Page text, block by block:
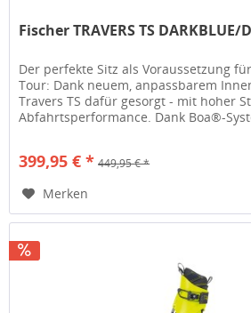
Fischer TRAVERS TS DARKBLUE/
Der perfekte Sitz als Voraussetzung
Tour: Dank neuem, anpassbarem
Travers TS dafür gesorgt - mit hoher
Abfahrtsperformance. Dank Boa®-
399,95 € * 449,95 € *
Merken